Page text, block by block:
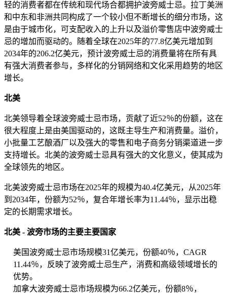
轻的消费者都在传统和现代场合都拥护波旁威士忌。拉丁美洲
和中东和非洲共同构成了一个较小但不断增长的细分市场，这
是由于城市化，可支配收入的上升以及溢价零售店中波旁威士
忌的增加而驱动的。随着全球在2025年的77.8亿美元增加到
2034年的206.2亿美元，预计波旁威士忌的消费量将在所有具
有强大消费者参与，多样化的分销网络和文化采用趋势的地区
增长。
北美
北美领导着全球波旁威士忌市场，贡献了近52％的份额，这在
很大程度上是由美国驱动的，这既主导生产和消费量。溢价，
小批量工艺酿酒厂以及强大的零售和电子商务分销渠道进一步
支持增长。北美的波旁威士忌具有强大的文化意义，使其成为
全球领先的地区。
北美波旁威士忌市场在2025年的规模为40.4亿美元，从2025年
到2034年，份额为52％，复合年增长率为11.44％，显示出稳
定的长期需求增长。
北美 - 波旁市场的主要主要国家
美国波旁威士忌市场规模31亿美元，份额40％，CAGR
11.44％，反映了波旁威士忌生产，消费和高级领域增长的
优势。
加拿大波旁威士忌市场规模为66.2亿美元，份额8％，